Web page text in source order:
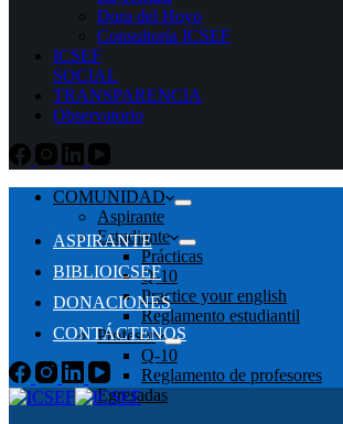
Dora del Hoyo
Consultoría ICSEF
ICSEF
SOCIAL
TRANSPARENCIA
Observatorio
COMUNIDAD
Aspirante
Estudiante
Prácticas
Q-10
Practice your english
Reglamento estudiantil
Profesor
Q-10
Reglamento de profesores
Egresadas
ASPIRANTE
BIBLIOICSEF
DONACIONES
CONTÁCTENOS